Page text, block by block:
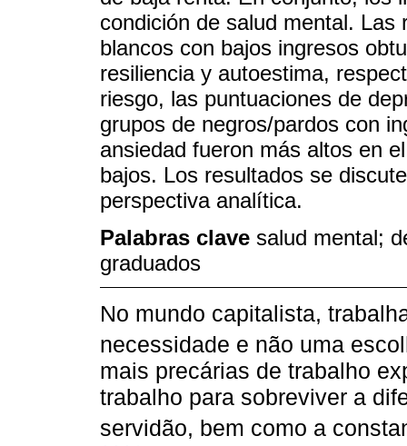
condición de salud mental.
blancos con bajos ingresos
resiliencia y autoestima,
riesgo, las puntuaciones de
grupos de negros/pardos con
ansiedad fueron más altos en
bajos. Los resultados se
perspectiva analítica.
Palabras clave salud mental;
graduados
No mundo capitalista,
necessidade e não uma
mais precárias de trabalho
trabalho para sobreviver a
servidão, bem como a